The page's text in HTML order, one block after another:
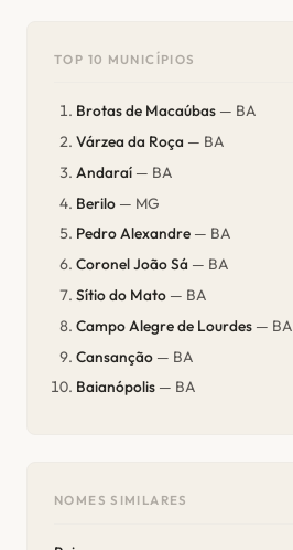
TOP 10 MUNICÍPIOS
Brotas de Macaúbas — BA
Várzea da Roça — BA
Andaraí — BA
Berilo — MG
Pedro Alexandre — BA
Coronel João Sá — BA
Sítio do Mato — BA
Campo Alegre de Lourdes — BA
Cansanção — BA
Baianópolis — BA
NOMES SIMILARES